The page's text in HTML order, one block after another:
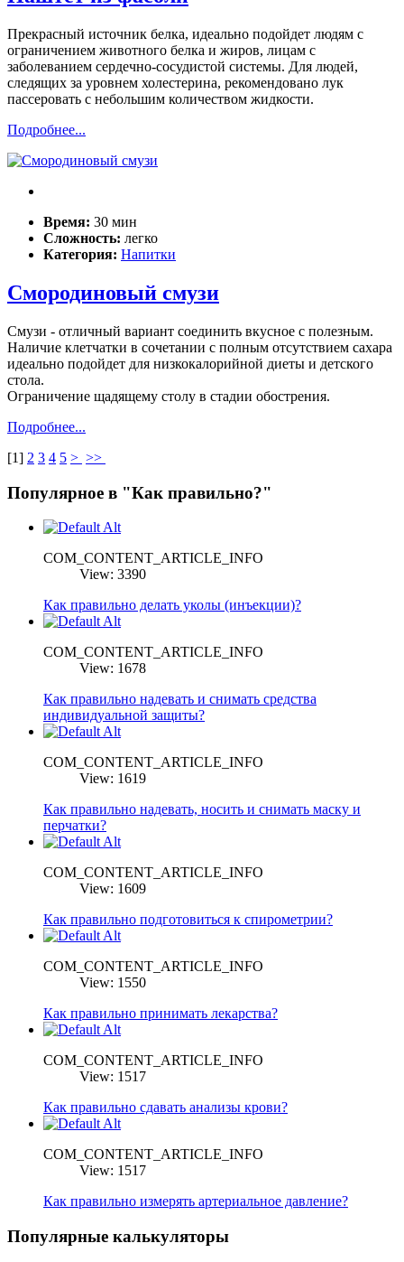
Прекрасный источник белка, идеально подойдет людям с
ограничением животного белка и жиров, лицам с
заболеванием сердечно-сосудистой системы. Для людей,
следящих за уровнем холестерина, рекомендовано лук
пассеровать с небольшим количеством жидкости.
Подробнее...
Время: 30 мин
Сложность: легко
Категория: Напитки
Смородиновый смузи
Смузи - отличный вариант соединить вкусное с полезным.
Наличие клетчатки в сочетании с полным отсутствием сахара
идеально подойдет для низкокалорийной диеты и детского
стола.
Ограничение щадящему столу в стадии обострения.
Подробнее...
[1] 2 3 4 5 > >>
Популярное в "Как правильно?"
COM_CONTENT_ARTICLE_INFO
View: 3390
Как правильно делать уколы (инъекции)?
COM_CONTENT_ARTICLE_INFO
View: 1678
Как правильно надевать и снимать средства
индивидуальной защиты?
COM_CONTENT_ARTICLE_INFO
View: 1619
Как правильно надевать, носить и снимать маску и
перчатки?
COM_CONTENT_ARTICLE_INFO
View: 1609
Как правильно подготовиться к спирометрии?
COM_CONTENT_ARTICLE_INFO
View: 1550
Как правильно принимать лекарства?
COM_CONTENT_ARTICLE_INFO
View: 1517
Как правильно сдавать анализы крови?
COM_CONTENT_ARTICLE_INFO
View: 1517
Как правильно измерять артериальное давление?
Популярные калькуляторы